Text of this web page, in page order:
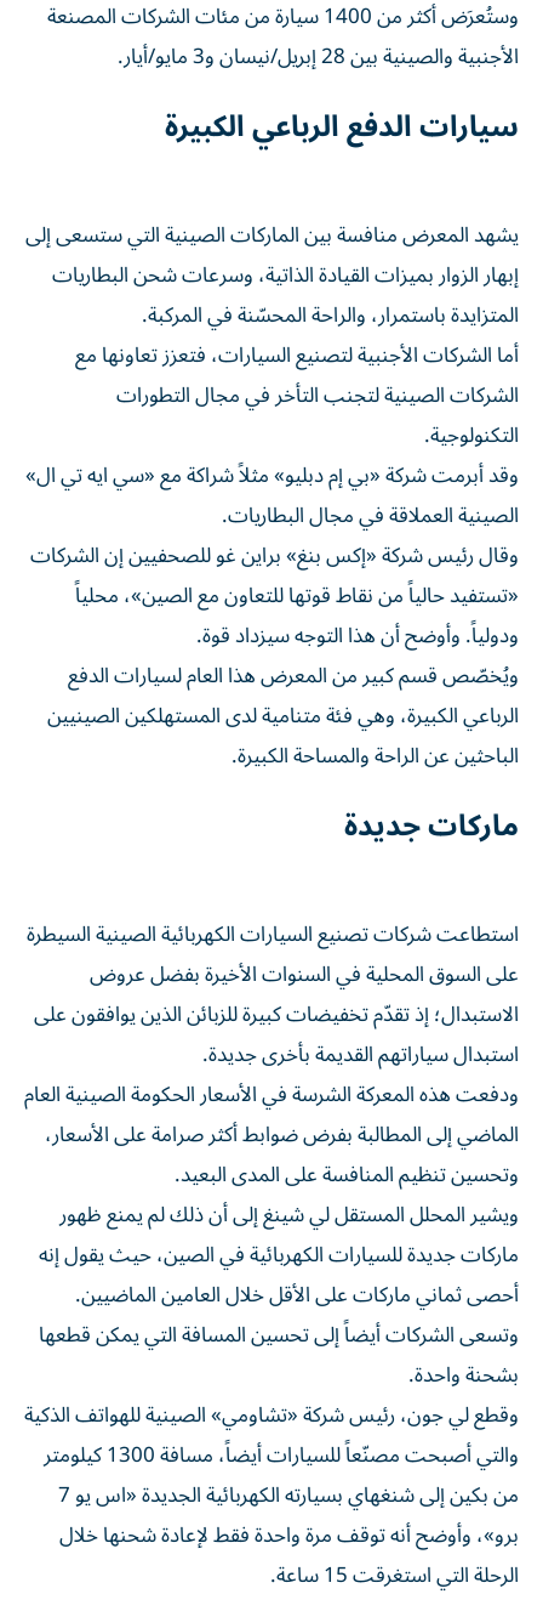
وستُعرَض أكثر من 1400 سيارة من مئات الشركات المصنعة
الأجنبية والصينية بين 28 إبريل/نيسان و3 مايو/أيار.
سيارات الدفع الرباعي الكبيرة
يشهد المعرض منافسة بين الماركات الصينية التي ستسعى إلى
إبهار الزوار بميزات القيادة الذاتية، وسرعات شحن البطاريات
المتزايدة باستمرار، والراحة المحسّنة في المركبة.
أما الشركات الأجنبية لتصنيع السيارات، فتعزز تعاونها مع
الشركات الصينية لتجنب التأخر في مجال التطورات
التكنولوجية.
وقد أبرمت شركة «بي إم دبليو» مثلاً شراكة مع «سي ايه تي ال»
الصينية العملاقة في مجال البطاريات.
وقال رئيس شركة «إكس بنغ» براين غو للصحفيين إن الشركات
«تستفيد حالياً من نقاط قوتها للتعاون مع الصين»، محلياً
ودولياً. وأوضح أن هذا التوجه سيزداد قوة.
ويُخصّص قسم كبير من المعرض هذا العام لسيارات الدفع
الرباعي الكبيرة، وهي فئة متنامية لدى المستهلكين الصينيين
الباحثين عن الراحة والمساحة الكبيرة.
ماركات جديدة
استطاعت شركات تصنيع السيارات الكهربائية الصينية السيطرة
على السوق المحلية في السنوات الأخيرة بفضل عروض
الاستبدال؛ إذ تقدّم تخفيضات كبيرة للزبائن الذين يوافقون على
استبدال سياراتهم القديمة بأخرى جديدة.
ودفعت هذه المعركة الشرسة في الأسعار الحكومة الصينية العام
الماضي إلى المطالبة بفرض ضوابط أكثر صرامة على الأسعار،
وتحسين تنظيم المنافسة على المدى البعيد.
ويشير المحلل المستقل لي شينغ إلى أن ذلك لم يمنع ظهور
ماركات جديدة للسيارات الكهربائية في الصين، حيث يقول إنه
أحصى ثماني ماركات على الأقل خلال العامين الماضيين.
وتسعى الشركات أيضاً إلى تحسين المسافة التي يمكن قطعها
بشحنة واحدة.
وقطع لي جون، رئيس شركة «تشاومي» الصينية للهواتف الذكية
والتي أصبحت مصنّعاً للسيارات أيضاً، مسافة 1300 كيلومتر
من بكين إلى شنغهاي بسيارته الكهربائية الجديدة «اس يو 7
برو»، وأوضح أنه توقف مرة واحدة فقط لإعادة شحنها خلال
الرحلة التي استغرقت 15 ساعة.